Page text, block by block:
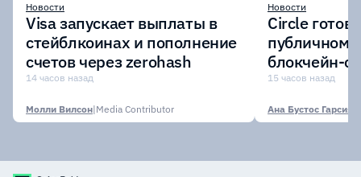
Новости
Visa запускает выплаты в
стейблкоинах и пополнение
счетов через zerohash
14 часов назад
Молли Вилсон|Media Contributor
Новости
Circle
публичному
блокчейн-
участии
15 часов назад
Ана Бустос Гарсия